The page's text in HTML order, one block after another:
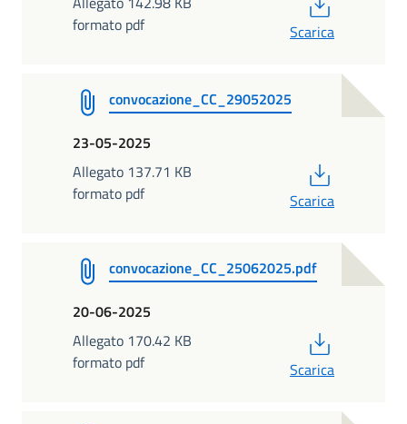
formato pdf
Scarica
convocazione_CC_29052025
23-05-2025
Allegato 137.71 KB
formato pdf
Scarica
convocazione_CC_25062025.pdf
20-06-2025
Allegato 170.42 KB
formato pdf
Scarica